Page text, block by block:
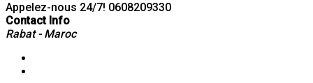
Appelez-nous 24/7! 0608209330
Contact Info
Rabat - Maroc